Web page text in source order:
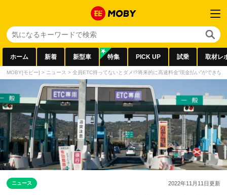
ホーム 新着 新型車 特集 PICK UP 試乗 取材レ
MOBY[モビー] > ニュース > 全員ETC持ってないとダメ!?将来的に高速料金“現金払い”ができな
ニュース 2022年11月11日更新